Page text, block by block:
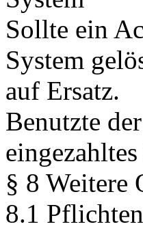
Sollte ein
System
auf Ersatz.
Benutzte
§ 8 Weitere
8.1 Pflichten